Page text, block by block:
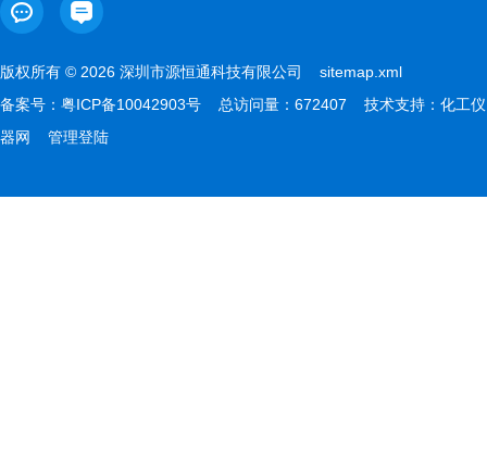
版权所有 © 2026 深圳市源恒通科技有限公司 sitemap.xml
备案号： 粤ICP备10042903号 总访问量：672407 技术支持： 化工仪
器网
管理登陆